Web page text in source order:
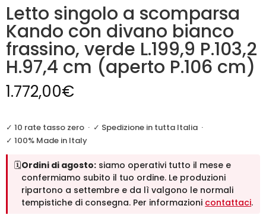
Letto singolo a scomparsa
Kando con divano bianco
frassino, verde L.199,9 P.103,2
H.97,4 cm (aperto P.106 cm)
1.772,00€
✓ 10 rate tasso zero · ✓ Spedizione in tutta Italia ·
✓ 100% Made in Italy
🗓️Ordini di agosto: siamo operativi tutto il mese e
confermiamo subito il tuo ordine. Le produzioni
ripartono a settembre e da lì valgono le normali
tempistiche di consegna. Per informazioni contattaci.